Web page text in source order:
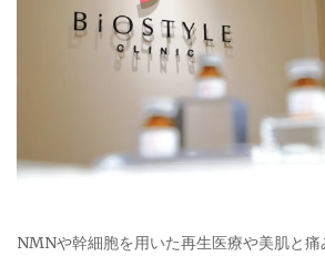
NMNや幹細胞を用いた再生医療や美肌と痛